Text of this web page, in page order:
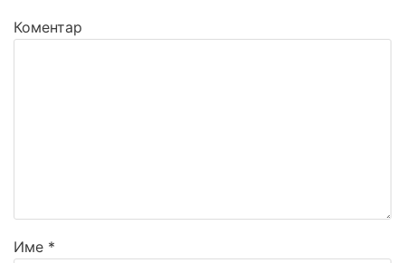
Коментар
Име *